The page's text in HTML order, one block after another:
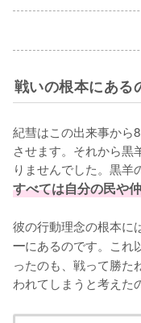
戦いの根本にある
紀彗はこの出来事から
させます。それから黒
りませんでした。黒羊
すべては自分の民や
彼の行動理念の根本には
一にあるのです。これ
ったのも、戦って勝た
われてしまうと考えた